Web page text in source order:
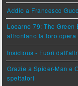
Addio a Francesco
Locarno 79: The Green
affrontano la loro
Insidious - Fuori
Grazie a Spider-Man e
spettatori